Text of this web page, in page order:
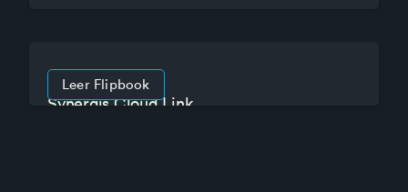
Synergis Cloud Link
Leer Flipbook